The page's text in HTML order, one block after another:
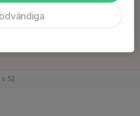
v.52